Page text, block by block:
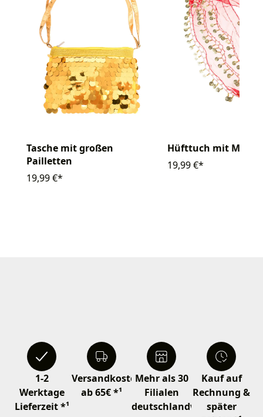
Tasche mit großen
Pailletten
19,99 €*
Hüfttuch mit
19,99 €*
1-2
Werktage
Lieferzeit *¹
Versandkostenfrei
ab 65€ *¹
Mehr als 30
Filialen
deutschlandweit
Kauf auf
Rechnung &
später